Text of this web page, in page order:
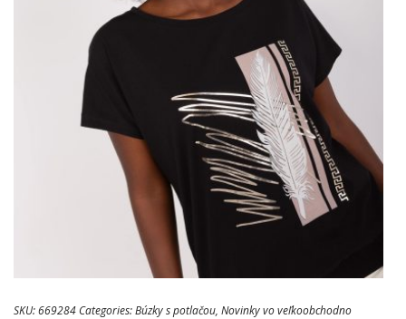
SKU:669284 Categories:Búzky s potlačou, Novinky vo veľkoobchodno